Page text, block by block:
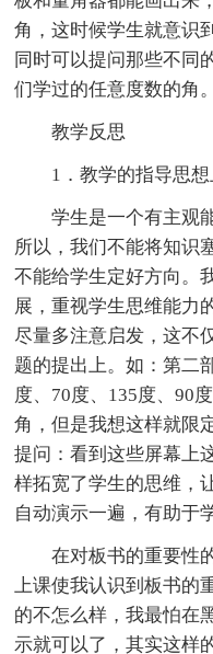
角，这时候学生就意识
同时可以提问那些不同
们学过的任意度数的角。
教学反思
1．教学的指导思想
学生是一个有主观
所以，我们不能将知识
不能给学生定好方向。
展，重视学生思维能力
尽量多注意启发，这不
题的提出上。如：第二
度、70度、135度、90
角，但是我想这样就限
提问：看到这些屏幕上
样拓宽了学生的思维，
自动演示一遍，有助于
在对板书的重要性
上课使我认识到板书的
的不怎么样，我最怕在
示就可以了，其实这样